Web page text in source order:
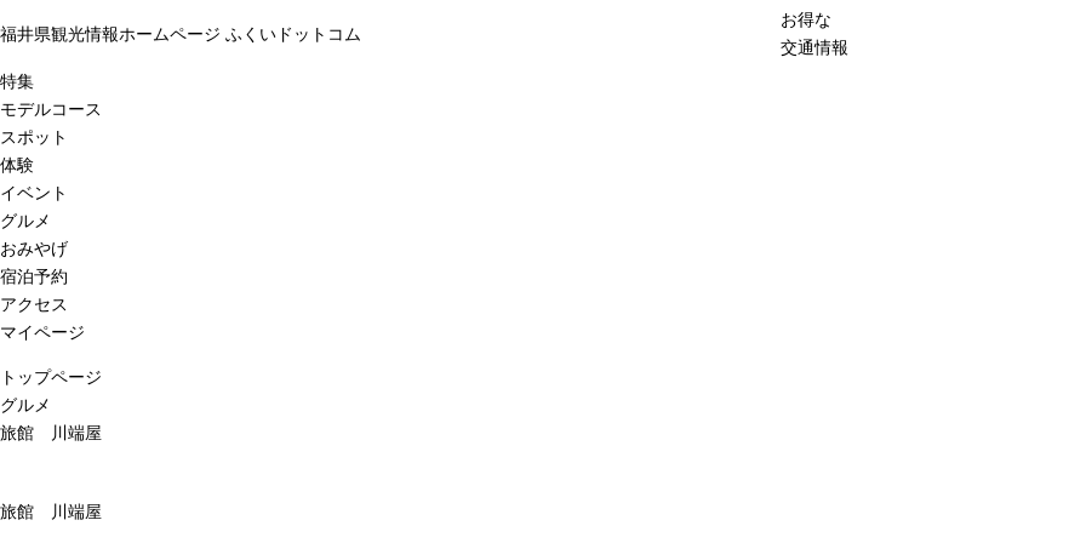
福井県観光情報ホームページ ふくいドットコム
お得な
交通情報
特集
モデルコース
スポット
体験
イベント
グルメ
おみやげ
宿泊予約
アクセス
マイページ
トップページ
グルメ
旅館 川端屋
旅館 川端屋